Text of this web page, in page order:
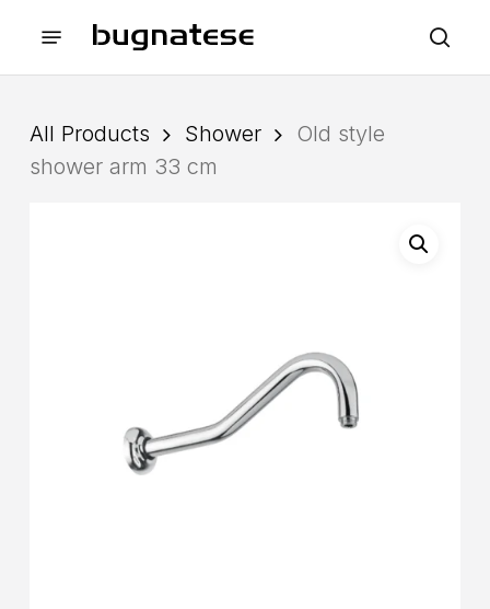
Menu
All Products Shower
Old style
shower arm 33 cm